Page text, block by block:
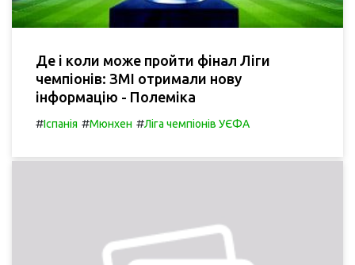
Де і коли може пройти фінал Ліги
чемпіонів: ЗМІ отримали нову
інформацію - Полеміка
#Іспанія #Мюнхен #Ліга чемпіонів УЄФА